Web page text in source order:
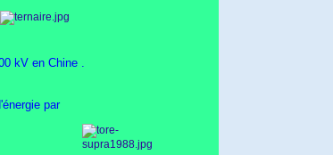
kV en Chine .
par